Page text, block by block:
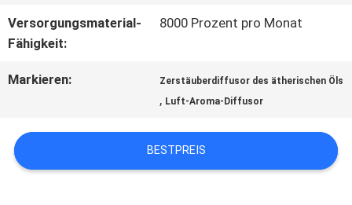
TRETEN
SIE
UNS
IN
Versorgungsmaterial-
Fähigkeit:
8000 Prozent pro Monat
Markieren: Zerstäuberdiffusor des ätherischen Öls
, Luft-Aroma-Diffusor
BESTPREIS